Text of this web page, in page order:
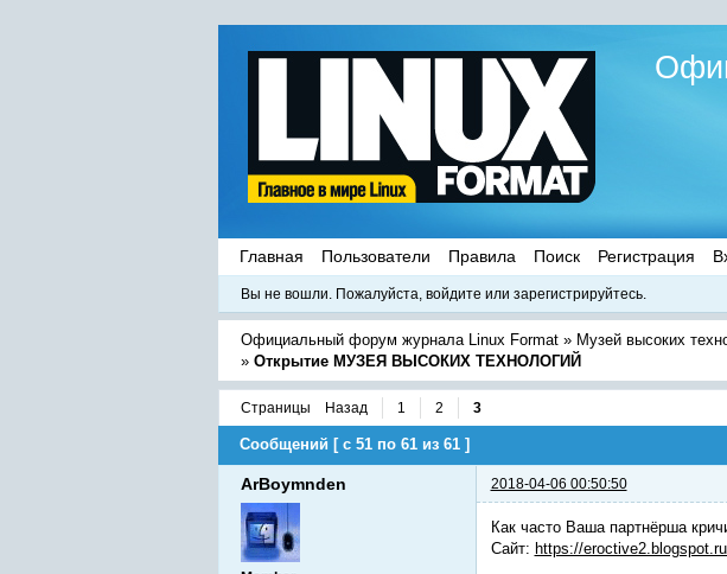
Главная Пользователи Правила Поиск Регистрация
Вы не вошли. Пожалуйста, войдите или зарегистрируйтесь.
Официальный форум журнала Linux Format » Музей высоких
» Открытие МУЗЕЯ ВЫСОКИХ ТЕХНОЛОГИЙ
Страницы Назад 1 2 3
Сообщений [ с 51 по 61 из 61 ]
ArBoymnden 2018-04-06 00:50:50
Как часто Ваша партнёрша
Сайт: https://